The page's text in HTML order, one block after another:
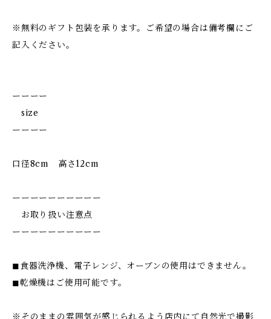
※無料のギフト包装を承ります。ご希望の場合は備考欄にご
記入ください。
ーーーー
size
ーーーー
口径8cm 高さ12cm
ーーーーーーーーーー
お取り扱い注意点
ーーーーーーーーーー
◼︎食器洗浄機、電子レンジ、オーブンの使用はできません。
◼︎乾燥機はご使用可能です。
※そのままの雰囲気が感じられるよう店内にて自然光で撮影